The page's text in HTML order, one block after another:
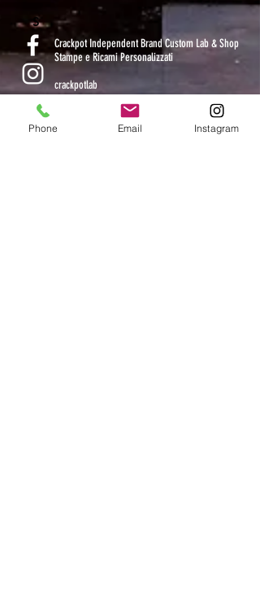
S
Crackpot Independent Brand Custom Lab & Shop
Stampe e Ricami Personalizzati
crackpotlab
Phone Email Instagram